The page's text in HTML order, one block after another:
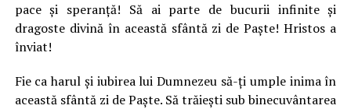
pace și speranță! Să ai parte de bucurii infinite și
dragoste divină în această sfântă zi de Paște! Hristos a
înviat!
Fie ca harul și iubirea lui Dumnezeu să-ți umple inima în
această sfântă zi de Paște. Să trăiești sub binecuvântarea